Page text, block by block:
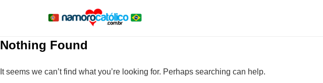
Nothing Found
It seems we can’t find what you’re looking for. Perhaps searching can help.